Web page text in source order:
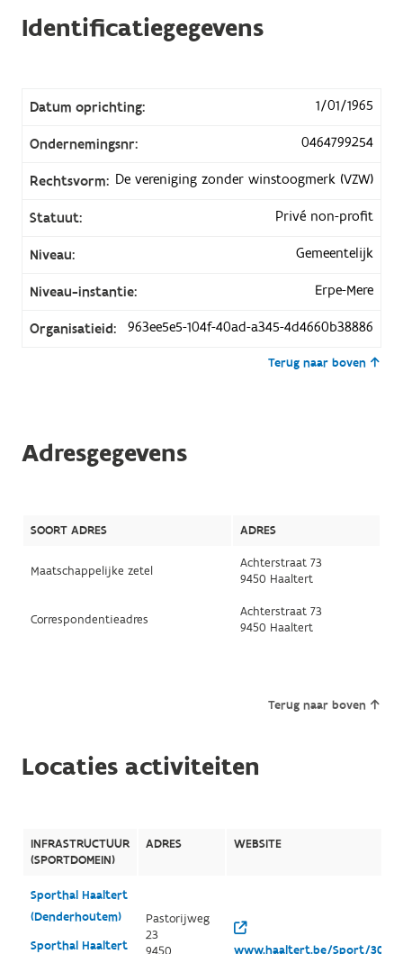
Identificatiegegevens
Datum oprichting: 1/01/1965
Ondernemingsnr: 0464799254
Rechtsvorm: De vereniging zonder winstoogmerk (VZW)
Statuut: Privé non-profit
Niveau: Gemeentelijk
Niveau-instantie: Erpe-Mere
Organisatieid: 963ee5e5-104f-40ad-a345-4d4660b38886
Terug naar boven
Adresgegevens
SOORT ADRES ADRES
Maatschappelijke zetel
Achterstraat 73
9450 Haaltert
Correspondentieadres
Achterstraat 73
9450 Haaltert
Terug naar boven
Locaties activiteiten
INFRASTRUCTUUR
(SPORTDOMEIN)
ADRES WEBSITE
Sporthal Haaltert
(Denderhoutem)
Sporthal Haaltert
Pastorijweg
23
www.haaltert.be/Sport/3038/